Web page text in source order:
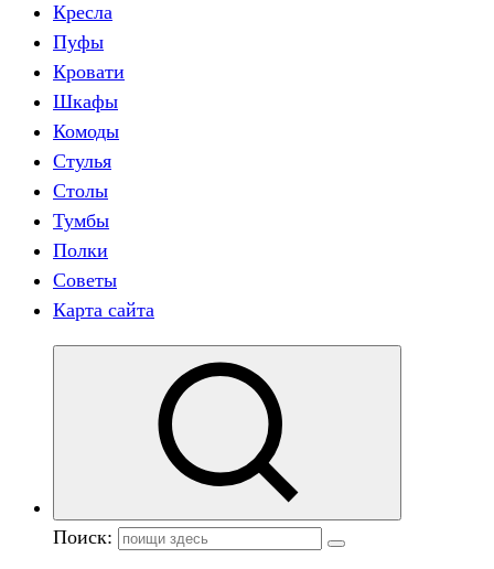
Кресла
Пуфы
Кровати
Шкафы
Комоды
Стулья
Столы
Тумбы
Полки
Советы
Карта сайта
Поиск: